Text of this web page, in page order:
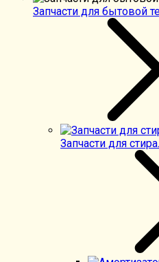
Запчасти для бытовой
Запчасти для